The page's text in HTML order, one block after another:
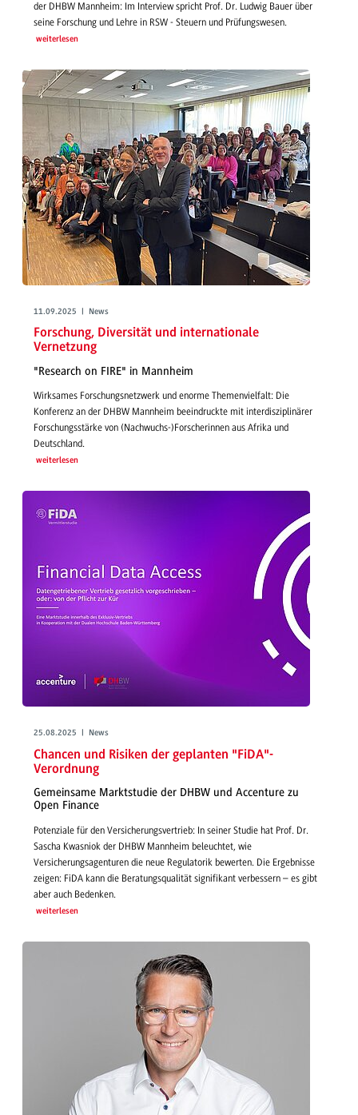
der DHBW Mannheim: Im Interview spricht Prof. Dr. Ludwig Bauer über
seine Forschung und Lehre in RSW - Steuern und Prüfungswesen.
weiterlesen
11.09.2025 | News
Forschung, Diversität und internationale
Vernetzung
"Research on FIRE" in Mannheim
Wirksames Forschungsnetzwerk und enorme Themenvielfalt: Die
Konferenz an der DHBW Mannheim beeindruckte mit interdisziplinärer
Forschungsstärke von (Nachwuchs-)Forscherinnen aus Afrika und
Deutschland.
weiterlesen
25.08.2025 | News
Chancen und Risiken der geplanten "FiDA"-
Verordnung
Gemeinsame Marktstudie der DHBW und Accenture zu
Open Finance
Potenziale für den Versicherungsvertrieb: In seiner Studie hat Prof. Dr.
Sascha Kwasniok der DHBW Mannheim beleuchtet, wie
Versicherungsagenturen die neue Regulatorik bewerten. Die Ergebnisse
zeigen: FiDA kann die Beratungsqualität signifikant verbessern – es gibt
aber auch Bedenken.
weiterlesen